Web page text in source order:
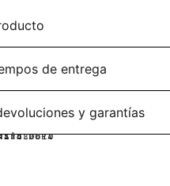
de entrega
y garantías
DURA